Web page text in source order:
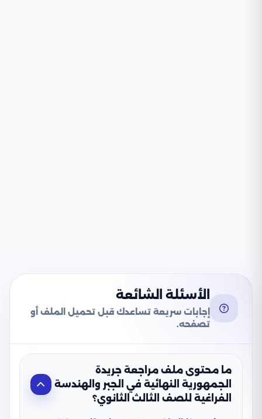
الأسئلة الشائعة
إجابات سريعة تساعدك قبل تحميل الملف أو
تصفحه.
ما محتوى ملف مراجعة جريدة
الجمهورية النهائية في الجبر والهندسة
الفراغية للصف الثالث الثانوي؟